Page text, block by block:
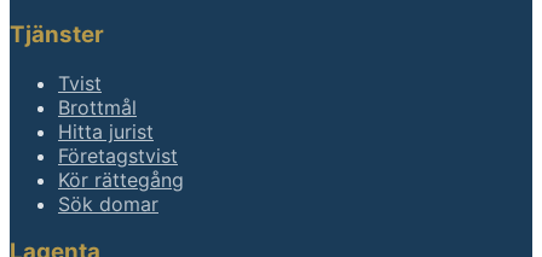
Tjänster
Tvist
Brottmål
Hitta jurist
Företagstvist
Kör rättegång
Sök domar